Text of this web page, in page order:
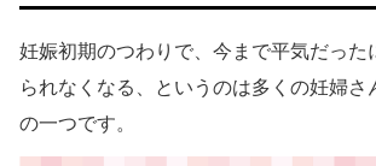
妊娠初期のつわりで、今まで平気だった
られなくなる、というのは多くの妊婦さ
の一つです。